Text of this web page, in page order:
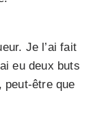
Je l’ai fait
eu deux buts
peut-être que